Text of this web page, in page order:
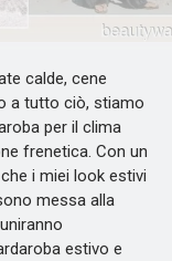
calde, cene
a tutto ciò, stiamo
per il clima
frenetica. Con un
i miei look estivi
messa alla
estivo e